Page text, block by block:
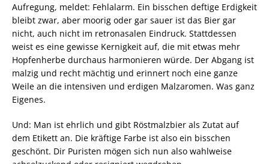
Aufregung, meldet: Fehlalarm. Ein bisschen deftige Erdigkeit
bleibt zwar, aber moorig oder gar sauer ist das Bier gar
nicht, auch nicht im retronasalen Eindruck. Stattdessen
weist es eine gewisse Kernigkeit auf, die mit etwas mehr
Hopfenherbe durchaus harmonieren würde. Der Abgang ist
malzig und recht mächtig und erinnert noch eine ganze
Weile an die intensiven und erdigen Malzaromen. Was ganz
Eigenes.
Und: Man ist ehrlich und gibt Röstmalzbier als Zutat auf
dem Etikett an. Die kräftige Farbe ist also ein bisschen
geschönt. Dir Puristen mögen sich nun also wahlweise